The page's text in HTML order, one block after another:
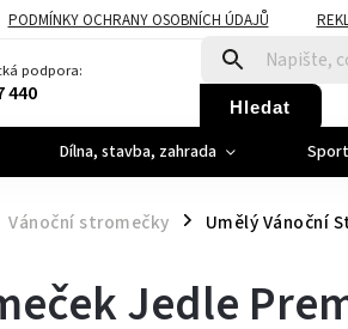
PODMÍNKY OCHRANY OSOBNÍCH ÚDAJŮ
podpora:
440 Hledat
Dílna, stavba, zahrada
Vánoční stromečky / Umělý Vánoční
Jedle